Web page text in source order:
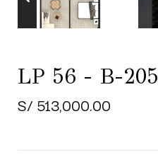
LP 56 - B-205
S/ 513,000.00